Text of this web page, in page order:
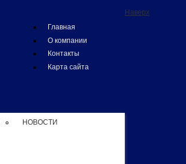
Главная
О компании
Контакты
Карта сайта
НОВОСТИ
Наверх